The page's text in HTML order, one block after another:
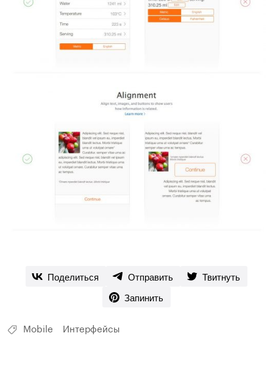
Поделиться Отправить
Твитнуть
Запинить
Mobile Интерфейсы